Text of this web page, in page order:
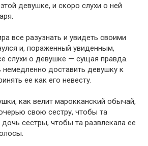
девушке, и скоро слухи о ней
все разузнать и увидеть своими
и, пораженный увиденным,
слухи о девушке — сущая правда.
немедленно доставить девушку к
ее как его невесту.
как велит марокканский обычай,
свою сестру, чтобы та
сестры, чтобы та развлекала ее